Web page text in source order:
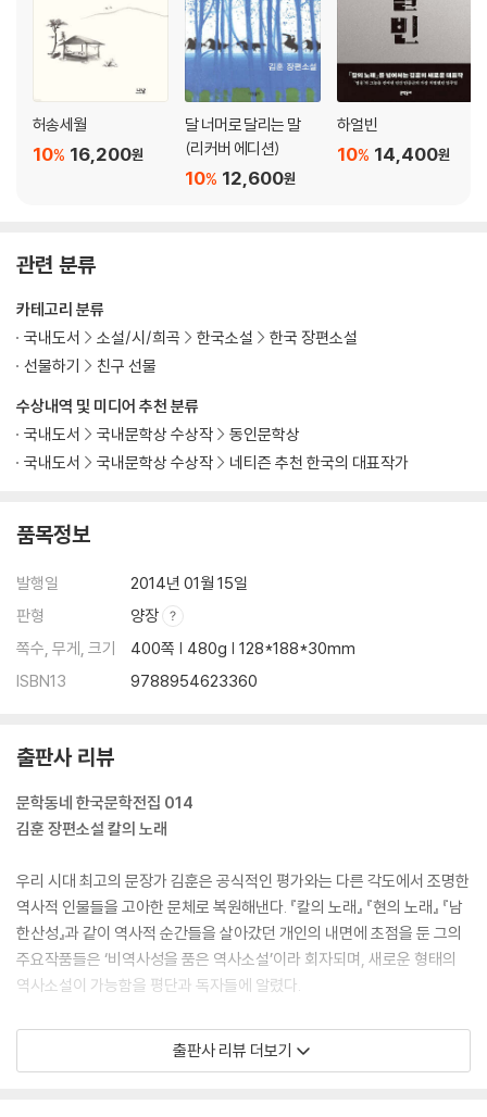
허송세월
16,200원
10%
달 너머로 달리는 말
(리커버 에디션)
12,600원
10%
하얼빈
14,400원
10%
관련 분류
수상내역 및 미디어 추천 분류
국내도서
국내문학상 수상작
동인문학상
국내도서
국내문학상 수상작 네티즌 추천 한국의 대표작가
카테고리 분류
국내도서
소설/시/희곡 한국소설
한국 장편소설
선물하기
친구 선물
품목정보
발행일
2014년 01월 15일
판형
양장
쪽수, 무게, 크기
400쪽 | 480g | 128*188*30mm
ISBN13
9788954623360
출판사 리뷰
문학동네 한국문학전집 014
김훈 장편소설 칼의 노래
우리 시대 최고의 문장가 김훈은 공식적인 평가와는 다른 각도에서 조명한
역사적 인물들을 고아한 문체로 복원해낸다. 『칼의 노래』 『현의 노래』 『남
한산성』과 같이 역사적 순간들을 살아갔던 개인의 내면에 초점을 둔 그의
주요작품들은 ‘비역사성을 품은 역사소설’이라 회자되며, 새로운 형태의
역사소설이 가능함을 평단과 독자들에 알렸다.
『칼의 노래』(2007)는 이순신이 임금의 명을 거부했다는 죄로 옥고를 치
르다가 전세가 기울자 풀려나 삼도수군통제사를 맡게 된 정유년부터, 노량
출판사 리뷰 더보기